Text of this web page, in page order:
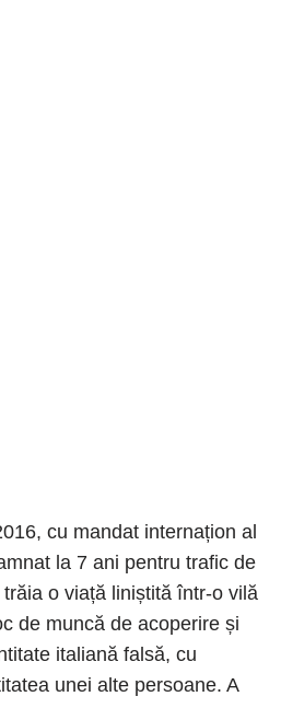
cu mandat internațion al
la 7 ani pentru trafic de
o viață liniștită într-o vilă
de muncă de acoperire și
italiană falsă, cu
unei alte persoane. A